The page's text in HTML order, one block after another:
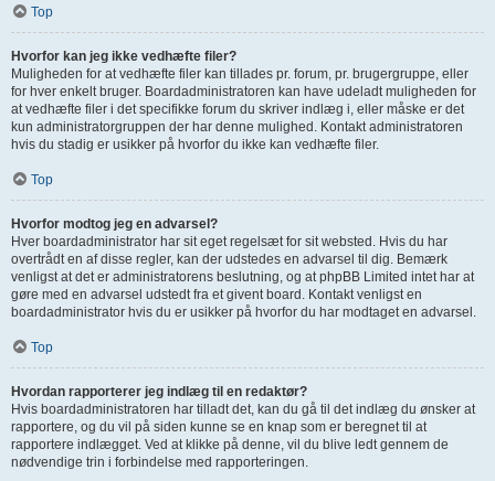
Top
Hvorfor kan jeg ikke vedhæfte filer?
Muligheden for at vedhæfte filer kan tillades pr. forum, pr. brugergruppe, eller
for hver enkelt bruger. Boardadministratoren kan have udeladt muligheden for
at vedhæfte filer i det specifikke forum du skriver indlæg i, eller måske er det
kun administratorgruppen der har denne mulighed. Kontakt administratoren
hvis du stadig er usikker på hvorfor du ikke kan vedhæfte filer.
Top
Hvorfor modtog jeg en advarsel?
Hver boardadministrator har sit eget regelsæt for sit websted. Hvis du har
overtrådt en af disse regler, kan der udstedes en advarsel til dig. Bemærk
venligst at det er administratorens beslutning, og at phpBB Limited intet har at
gøre med en advarsel udstedt fra et givent board. Kontakt venligst en
boardadministrator hvis du er usikker på hvorfor du har modtaget en advarsel.
Top
Hvordan rapporterer jeg indlæg til en redaktør?
Hvis boardadministratoren har tilladt det, kan du gå til det indlæg du ønsker at
rapportere, og du vil på siden kunne se en knap som er beregnet til at
rapportere indlægget. Ved at klikke på denne, vil du blive ledt gennem de
nødvendige trin i forbindelse med rapporteringen.